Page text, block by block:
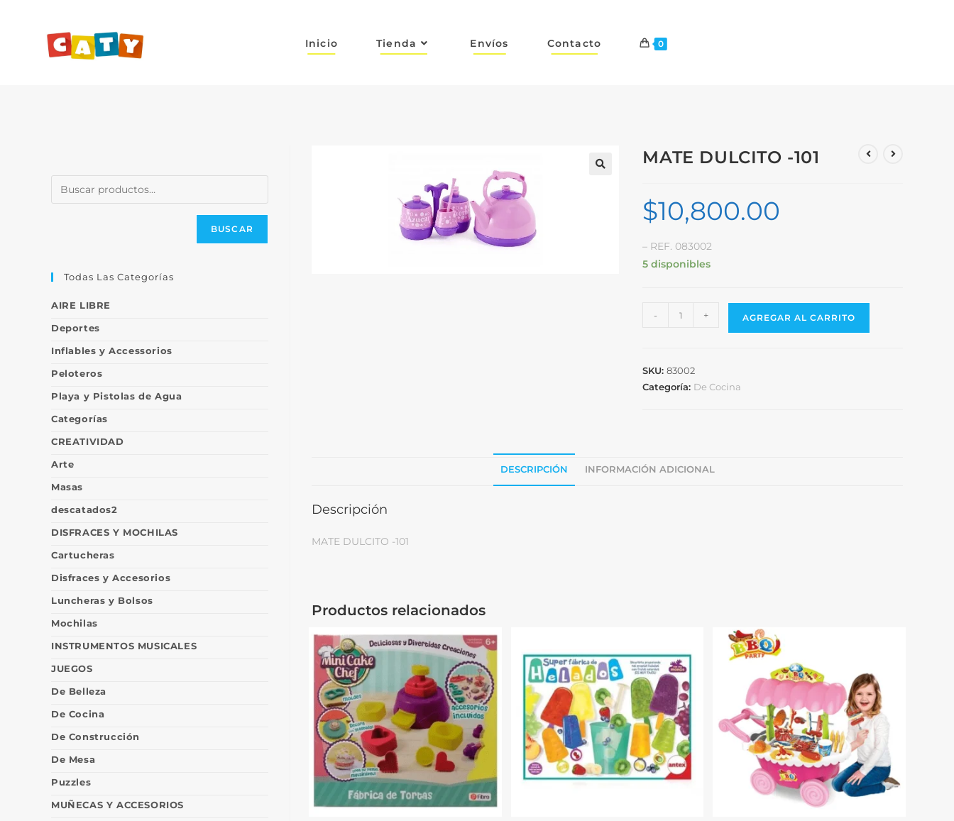
Inicio Tienda Envíos Contacto 0
MATE DULCITO -101
$10,800.00
– REF. 083002
5 disponibles
- + AGREGAR AL CARRITO
SKU:83002
Categoría: De Cocina
DESCRIPCIÓN INFORMACIÓN ADICIONAL
Descripción
MATE DULCITO -101
Productos relacionados
BUSCAR
Todas Las Categorías
AIRE LIBRE
Deportes
Inflables y Accessorios
Peloteros
Playa y Pistolas de Agua
Categorías
CREATIVIDAD
Arte
Masas
descatados2
DISFRACES Y MOCHILAS
Cartucheras
Disfraces y Accesorios
Luncheras y Bolsos
Mochilas
INSTRUMENTOS MUSICALES
JUEGOS
De Belleza
De Cocina
De Construcción
De Mesa
Puzzles
MUÑECAS Y ACCESORIOS